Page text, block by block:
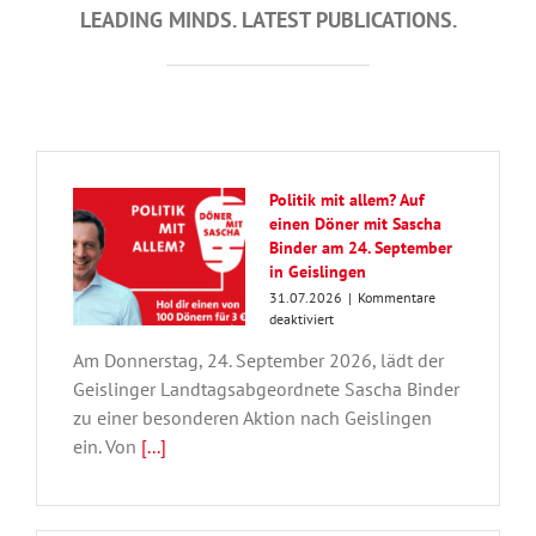
LEADING MINDS. LATEST PUBLICATIONS.
Politik mit allem? Auf
einen Döner mit Sascha
Binder am 24. September
in Geislingen
31.07.2026 | Kommentare
deaktiviertfür
mit
allem?
einen
Binder
Am Donnerstag, 24. September 2026, lädt der
Geislinger Landtagsabgeordnete Sascha Binder
zu einer besonderen Aktion nach Geislingen
ein. Von [...]